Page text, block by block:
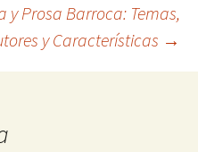
y Prosa Barroca: Temas,
y Características →